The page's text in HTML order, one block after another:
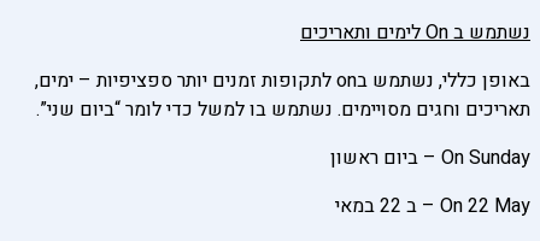
נשתמש בOnלימים ותאריכים
באופן כללי, נשתמש בon לתקופות זמנים יותר ספציפיות – ימים,
תאריכים וחגים מסויימים. נשתמש בו למשל כדי לומר “ביום שני”.
On Sunday – ביום ראשון
On 22 May – ב 22 במאי